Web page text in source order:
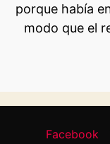
porque había
modo que el
Facebook